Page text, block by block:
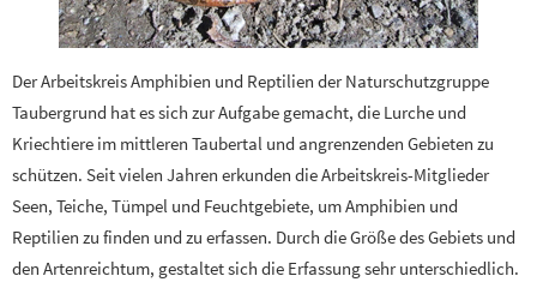
Der Arbeitskreis Amphibien und Reptilien der Naturschutzgruppe
Taubergrund hat es sich zur Aufgabe gemacht, die Lurche und
Kriechtiere im mittleren Taubertal und angrenzenden Gebieten zu
schützen. Seit vielen Jahren erkunden die Arbeitskreis-Mitglieder
Seen, Teiche, Tümpel und Feuchtgebiete, um Amphibien und
Reptilien zu finden und zu erfassen. Durch die Größe des Gebiets und
den Artenreichtum, gestaltet sich die Erfassung sehr unterschiedlich.